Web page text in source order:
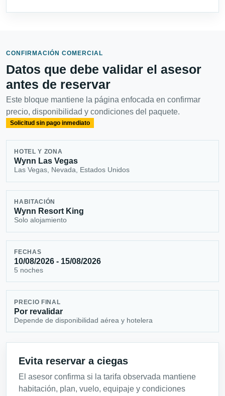
CONFIRMACIÓN COMERCIAL
Datos que debe validar el asesor
antes de reservar
Este bloque mantiene la página enfocada en confirmar
precio, disponibilidad y condiciones del paquete.
Solicitud sin pago inmediato
HOTEL Y ZONA
Wynn Las Vegas
Las Vegas, Nevada, Estados Unidos
HABITACIÓN
Wynn Resort King
Solo alojamiento
FECHAS
10/08/2026 - 15/08/2026
5 noches
PRECIO FINAL
Por revalidar
Depende de disponibilidad aérea y hotelera
Evita reservar a ciegas
El asesor confirma si la tarifa observada mantiene
habitación, plan, vuelo, equipaje y condiciones